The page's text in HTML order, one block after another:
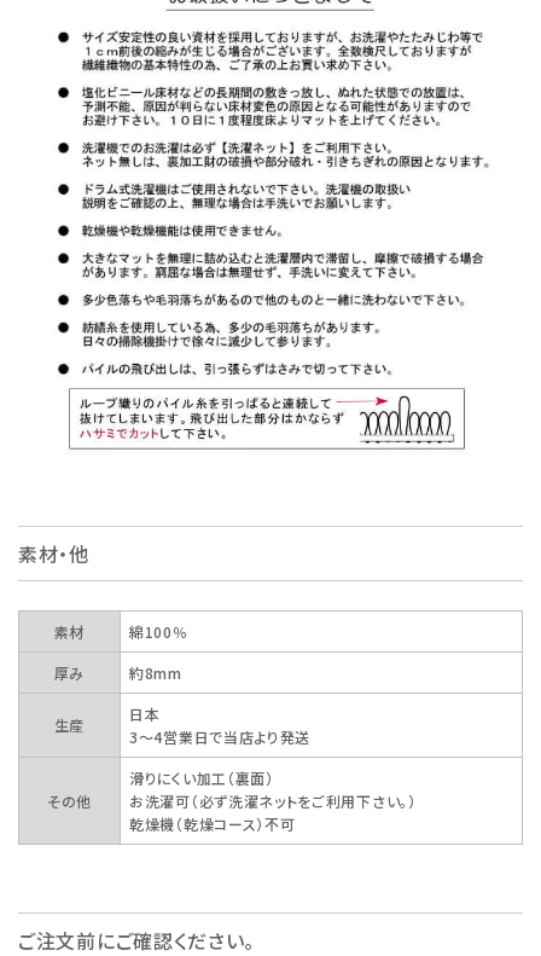
素材・他
素材
綿100％
厚み
約8mm
生産
日本
3～4営業日で当店より発送
その他
滑りにくい加工（裏面）
お洗濯可（必ず洗濯ネットをご利用下さい。）
乾燥機（乾燥コース）不可
ご注文前にご確認ください。